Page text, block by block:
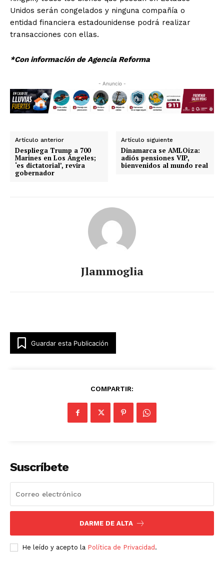
Unidos serán congelados y ninguna compañía o
entidad financiera estadounidense podrá realizar
transacciones con ellas.
*Con información de Agencia Reforma
- Anuncio -
Artículo anterior
Despliega Trump a 700
Marines en Los Ángeles;
‘es dictatorial’, revira
gobernador
Artículo siguiente
Dinamarca se AMLOiza:
adiós pensiones VIP,
bienvenidos al mundo real
Jlammoglia
Guardar esta Publicación
COMPARTIR:
Suscríbete
DARME DE ALTA
He leído y acepto la Política de Privacidad .